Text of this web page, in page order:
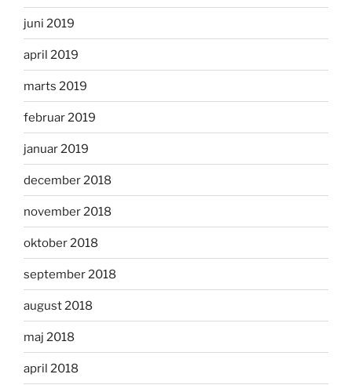
juni 2019
april 2019
marts 2019
februar 2019
januar 2019
december 2018
november 2018
oktober 2018
september 2018
august 2018
maj 2018
april 2018